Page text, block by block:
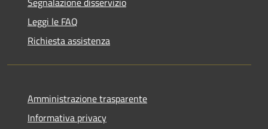
Leggi le FAQ
Richiesta assistenza
Amministrazione trasparente
Informativa privacy